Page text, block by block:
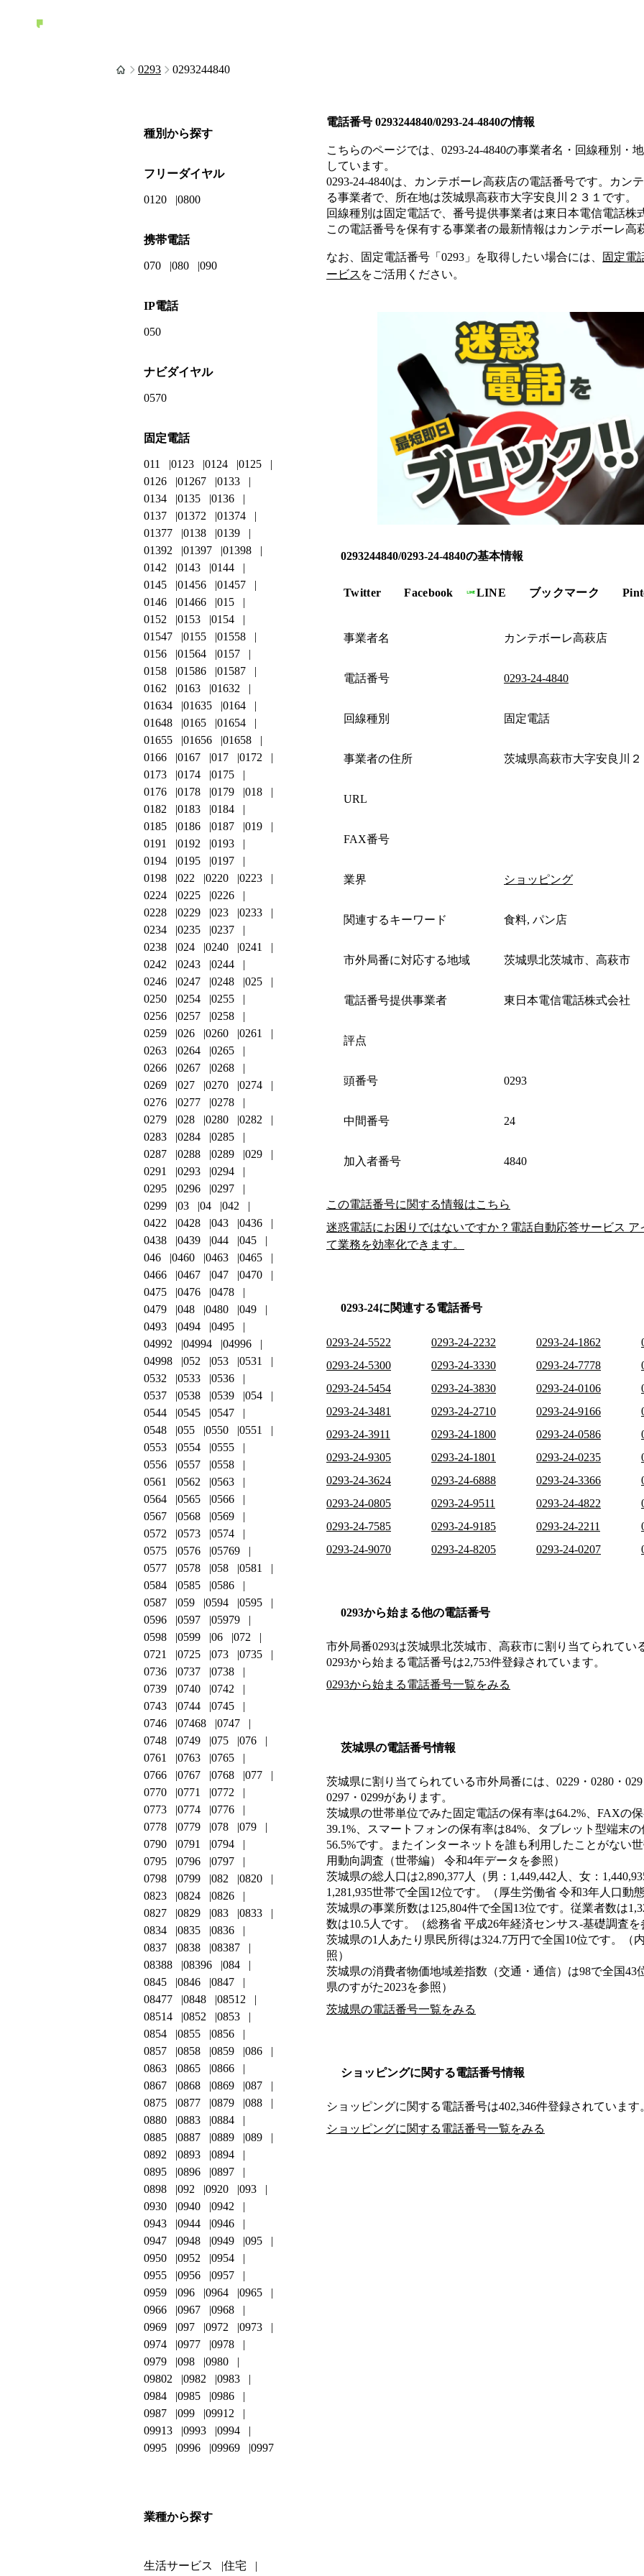
0293 0293244840
電話番号 0293244840/0293-24-4840の情報
こちらのページでは、 0293-24-4840の事業者名・回線種別・
しています。
0293-24-4840は、 カンテボーレ高萩店の電話番号です。
カン
る事業者で、所在地は茨城県高萩市大字安良川２３１ です。
回線種別は固定電話で、番号提供事業者は東日本電信電話株
この電話番号を保有する事業者の最新情報はカンテボーレ高
なお、固定電話番号「 0293 」を取得したい場合には、
固定電
ービス をご活用ください。
0293244840/0293-24-4840の基本情報
Twitter Facebook LINE ブックマーク
事業者名 カンテボーレ高萩店
電話番号 0293-24-4840
回線種別 固定電話
事業者の住所 茨城県高萩市大字安良川
URL
FAX番号
業界 ショッピング
関連するキーワード 食料, パン店
市外局番に対応する地域 茨城県北茨城市、高萩市
電話番号提供事業者 東日本電信電話株式会社
評点
頭番号 0293
中間番号 24
加入者番号 4840
この電話番号に関する情報はこちら
迷惑電話にお困りではないですか？電話自動応答サービス
て業務を効率化できます。
0293-24に関連する電話番号
0293-24-5522 0293-24-2232 0293-24-1862
0293-24-5300
0293-24-3330 0293-24-7778
0293-24-5454
0293-24-3830 0293-24-0106
0293-24-3481
0293-24-2710 0293-24-9166
0293-24-3911
0293-24-1800 0293-24-0586
0293-24-9305
0293-24-1801 0293-24-0235
0293-24-3624
0293-24-6888 0293-24-3366
0293-24-0805
0293-24-9511 0293-24-4822
0293-24-7585
0293-24-9185 0293-24-2211
0293-24-9070
0293-24-8205 0293-24-0207
0293から始まる他の電話番号
市外局番0293は茨城県北茨城市、高萩市に割り当てられてい
0293から始まる電話番号は2,753件登録されています。
0293から始まる電話番号一覧をみる
茨城県の電話番号情報
茨城県に割り当てられている市外局番には、0229・0280・029
0297・0299があります。
茨城県の世帯単位でみた固定電話の保有率は64.2%、FAXの
39.1%、スマートフォンの保有率は84%、タブレット型端末
56.5%です。またインターネットを誰も利用したことがない
用動向調査（世帯編） 令和4年データを参照）
茨城県の総人口は2,890,377人（男：1,449,442人、女：
1,281,935世帯で全国12位です。（厚生労働省 令和3年人口動
茨城県の事業所数は125,804件で全国13位です。従業者数は
数は10.5人です。（総務省 平成26年経済センサス‐基礎調査を
茨城県の1人あたり県民所得は324.7万円で全国10位です。（
照）
茨城県の消費者物価地域差指数（交通・通信）は98で全国43
県のすがた2023を参照）
茨城県の電話番号一覧をみる
ショッピングに関する電話番号情報
ショッピングに関する電話番号は402,346件登録されています
ショッピングに関する電話番号一覧をみる
種別から探す
フリーダイヤル
0120 0800
携帯電話
070 080 090
IP電話
050
ナビダイヤル
0570
固定電話
011 0123 0124
0125
0126
01267
0133
0134
0135
0136
0137
01372
01374
01377
0138
0139
01392
01397
01398
0142
0143
0144
0145
01456
01457
0146
01466
015
0152
0153
0154
01547
0155
01558
0156
01564
0157
0158
01586
01587
0162
0163
01632
01634
01635
0164
01648
0165
01654
01655
01656
01658
0166
0167 017
0172
0173
0174
0175
0176
0178 0179
018
0182
0183
0184
0185
0186 0187
019
0191
0192
0193
0194
0195
0197
0198
022 0220
0223
0224
0225
0226
0228
0229 023
0233
0234
0235
0237
0238
024 0240
0241
0242
0243
0244
0246
0247 0248
025
0250
0254
0255
0256
0257
0258
0259
026 0260
0261
0263
0264
0265
0266
0267
0268
0269
027 0270
0274
0276
0277
0278
0279
028 0280
0282
0283
0284
0285
0287
0288 0289
029
0291
0293
0294
0295
0296
0297
0299
03 04
042
0422
0428 043
0436
0438
0439 044
045
046
0460 0463
0465
0466
0467 047
0470
0475
0476
0478
0479
048 0480
049
0493
0494
0495
04992
04994
04996
04998
052 053
0531
0532
0533
0536
0537
0538 0539
054
0544
0545
0547
0548
055 0550
0551
0553
0554
0555
0556
0557
0558
0561
0562
0563
0564
0565
0566
0567
0568
0569
0572
0573
0574
0575
0576
05769
0577
0578 058
0581
0584
0585
0586
0587
059 0594
0595
0596
0597
05979
0598
0599 06
072
0721
0725 073
0735
0736
0737
0738
0739
0740
0742
0743
0744
0745
0746
07468
0747
0748
0749 075
076
0761
0763
0765
0766
0767 0768
077
0770
0771
0772
0773
0774
0776
0778
0779 078
079
0790
0791
0794
0795
0796
0797
0798
0799 082
0820
0823
0824
0826
0827
0829 083
0833
0834
0835
0836
0837
0838
08387
08388
08396
084
0845
0846
0847
08477
0848
08512
08514
0852
0853
0854
0855
0856
0857
0858 0859
086
0863
0865
0866
0867
0868 0869
087
0875
0877 0879
088
0880
0883
0884
0885
0887 0889
089
0892
0893
0894
0895
0896
0897
0898
092 0920
093
0930
0940
0942
0943
0944
0946
0947
0948 0949
095
0950
0952
0954
0955
0956
0957
0959
096 0964
0965
0966
0967
0968
0969
097 0972
0973
0974
0977
0978
0979
098
0980
09802
0982
0983
0984
0985
0986
0987
099
09912
09913
0993
0994
0995
0996 09969 0997
業種から探す
生活サービス 住宅